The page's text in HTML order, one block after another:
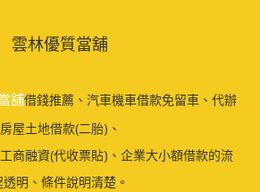
雲林優質當舖
舖借錢推薦、汽車機車借款免留車、代辦
房屋土地借款(二胎)、
商融資(代收票貼)、企業大小額借款的流
透明、條件說明清楚。